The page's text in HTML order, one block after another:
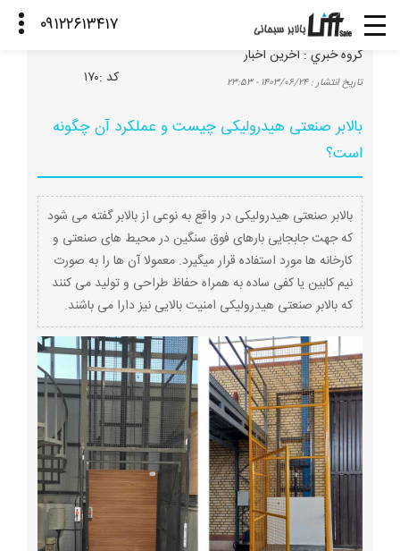
گروه خبري : آخرین اخبار
تاريخ انتشار :۱۴۰۳/۰۶/۲۴ - ۲۳:۵۳ كد :۱۷۰
بالابر صنعتی هیدرولیکی چیست و عملکرد آن چگونه
است؟
بالابر صنعتی هیدرولیکی در واقع به نوعی از بالابر گفته می شود
که جهت جابجایی بارهای فوق سنگین در محیط های صنعتی و
کارخانه ها مورد استفاده قرار میگیرد. معمولا آن ها را به صورت
نیم کابین یا کفی ساده به همراه حفاظ طراحی و تولید می کنند
که بالابر صنعتی هیدرولیکی امنیت بالایی نیز دارا می باشند.